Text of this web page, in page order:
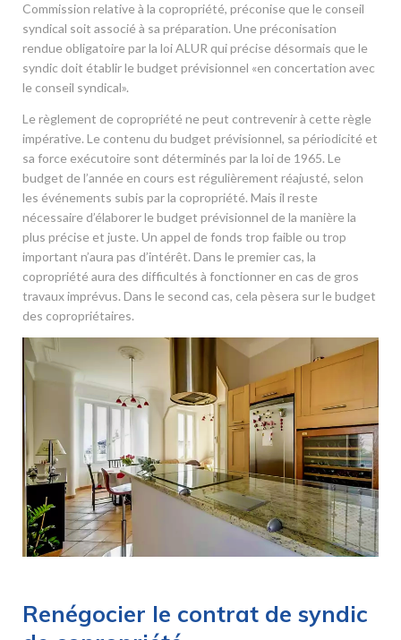
Commission relative à la copropriété, préconise que le conseil
syndical soit associé à sa préparation. Une préconisation
rendue obligatoire par la loi ALUR qui précise désormais que le
syndic doit établir le budget prévisionnel «en concertation avec
le conseil syndical».
Le règlement de copropriété ne peut contrevenir à cette règle
impérative. Le contenu du budget prévisionnel, sa périodicité et
sa force exécutoire sont déterminés par la loi de 1965. Le
budget de l’année en cours est régulièrement réajusté, selon
les événements subis par la copropriété. Mais il reste
nécessaire d’élaborer le budget prévisionnel de la manière la
plus précise et juste. Un appel de fonds trop faible ou trop
important n’aura pas d’intérêt. Dans le premier cas, la
copropriété aura des difficultés à fonctionner en cas de gros
travaux imprévus. Dans le second cas, cela pèsera sur le budget
des copropriétaires.
Renégocier le contrat de syndic